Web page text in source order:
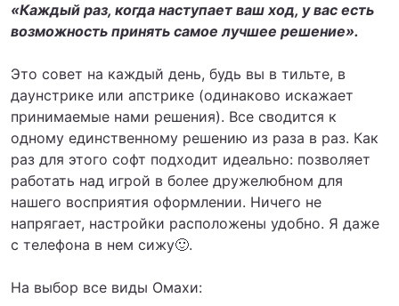
«Каждый раз, когда наступает ваш ход, у вас есть
возможность принять самое лучшее решение».
Это совет на каждый день, будь вы в тильте, в
даунстрике или апстрике (одинаково искажает
принимаемые нами решения). Все сводится к
одному единственному решению из раза в раз. Как
раз для этого софт подходит идеально: позволяет
работать над игрой в более дружелюбном для
нашего восприятия оформлении. Ничего не
напрягает, настройки расположены удобно. Я даже
с телефона в нем сижу🙂.
На выбор все виды Омахи: